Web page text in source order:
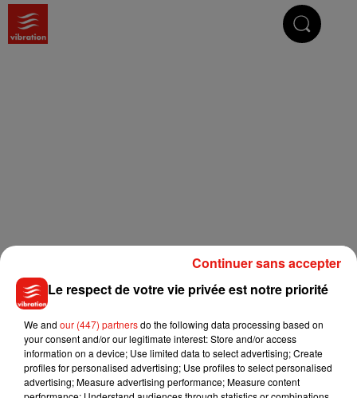
Le respect de votre vie privée est notre priorité
We and our (447) partnersdo the following data processing based on
your consent and/or our legitimate interest: Store and/or access
information on a device; Use limited data to select advertising; Create
profiles for personalised advertising; Use profiles to select personalised
advertising; Measure advertising performance; Measure content
Continuer sans accepter